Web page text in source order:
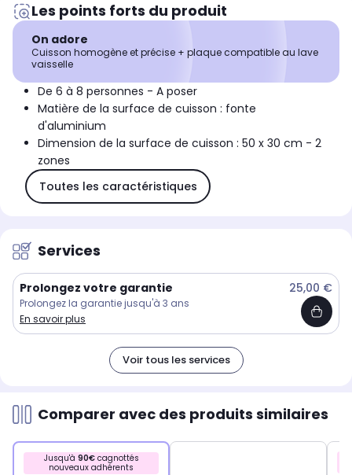
Les points forts du produit
On adore
Cuisson homogène et précise + plaque compatible au lave
vaisselle
De 6 à 8 personnes - A poser
Matière de la surface de cuisson : fonte
d'aluminium
Dimension de la surface de cuisson : 50 x 30 cm - 2
zones
Toutes les caractéristiques
Services
Prolongez votre garantie 25,00 €
Prolongez la garantie jusqu'à 3 ans
En savoir plus
Voir tous les services
Comparer avec des produits similaires
Jusqu'à 90€cagnottés
nouveaux adhérents